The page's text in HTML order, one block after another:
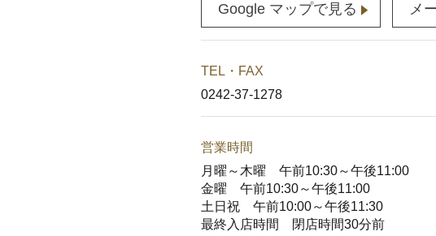
Google マップで見る メ
TEL・FAX
0242-37-1278
営業時間
月曜～木曜 午前10:30～午後11:00
金曜 午前10:30～午後11:00
土日祝 午前10:00～午後11:30
最終入店時間 閉店時間30分前